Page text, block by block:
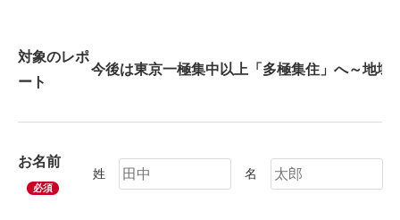
対象のレポ
ート
お名前
必須
姓 名